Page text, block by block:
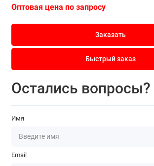
Оптовая цена по запросу
Заказать
Быстрый заказ
Остались вопросы?
Имя
Email